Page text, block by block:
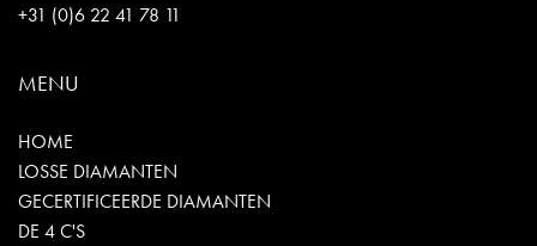
+31 (0)6 22 41 78 11
MENU
HOME
LOSSE DIAMANTEN
GECERTIFICEERDE DIAMANTEN
DE 4 C'S